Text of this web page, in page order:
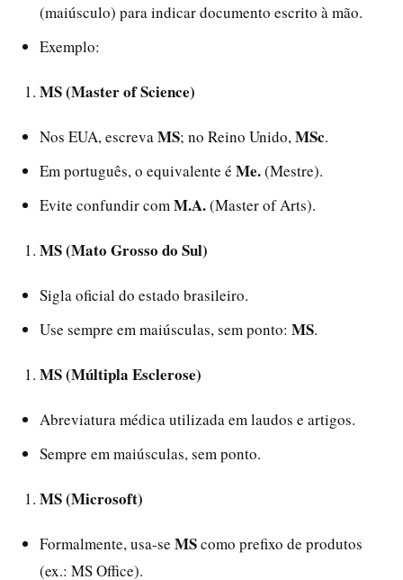
(maiúsculo) para indicar documento escrito à mão.
Exemplo:
MS (Master of Science)
Nos EUA, escreva MS; no Reino Unido, MSc.
Em português, o equivalente é Me.(Mestre).
Evite confundir com M.A.(Master of Arts).
MS (Mato Grosso do Sul)
Sigla oficial do estado brasileiro.
Use sempre em maiúsculas, sem ponto: MS.
MS (Múltipla Esclerose)
Abreviatura médica utilizada em laudos e artigos.
Sempre em maiúsculas, sem ponto.
MS (Microsoft)
Formalmente, usa-se MScomo prefixo de produtos
(ex.: MS Office).